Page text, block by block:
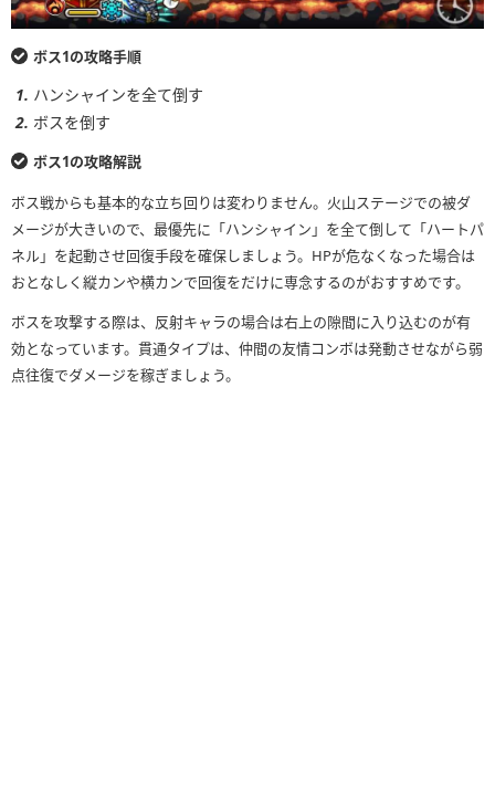
ボス1の攻略手順
ハンシャインを全て倒す
ボスを倒す
ボス1の攻略解説
ボス戦からも基本的な立ち回りは変わりません。火山ステージでの被ダ
メージが大きいので、最優先に「ハンシャイン」を全て倒して「ハートパ
ネル」を起動させ回復手段を確保しましょう。HPが危なくなった場合は
おとなしく縦カンや横カンで回復をだけに専念するのがおすすめです。
ボスを攻撃する際は、反射キャラの場合は右上の隙間に入り込むのが有
効となっています。貫通タイプは、仲間の友情コンボは発動させながら弱
点往復でダメージを稼ぎましょう。